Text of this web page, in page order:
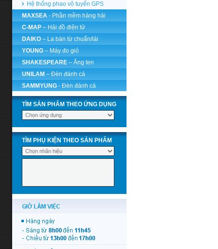
Hệ thống phao vô tuyến GPS
MAXSEA - Phần mềm hàng hải
C-MAP – Hải đồ điện tử
DAIKO – La bàn từ chuẩn/lái
YOUNG – Máy đo gió
SHAKESPEARE – Ăng ten
UNILAM – Đèn đánh cá
SAMMYUNG - Đèn đánh cá
TÌM SẢN PHẨM THEO ỨNG DỤNG
TÌM PHỤ KIỆN THEO SẢN PHẨM